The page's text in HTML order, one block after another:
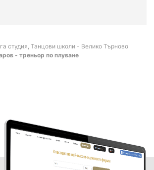
студия, Танцови школи - Велико Търново
- треньор по плуване